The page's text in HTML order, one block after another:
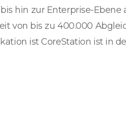
hin zur Enterprise-
von bis zu 400.000
ist CoreStation ist in